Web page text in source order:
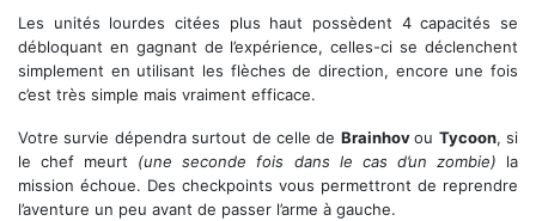
Les unités lourdes citées plus haut possèdent 4 capacités se
débloquant en gagnant de l’expérience, celles-ci se déclenchent
simplement en utilisant les flèches de direction, encore une fois
c’est très simple mais vraiment efficace.
Votre survie dépendra surtout de celle de Brainhovou Tycoon, si
le chef meurt (une seconde fois dans le cas d’un zombie) la
mission échoue. Des checkpoints vous permettront de reprendre
l’aventure un peu avant de passer l’arme à gauche.